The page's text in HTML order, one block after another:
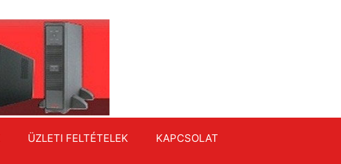
ÜZLETI FELTÉTELEK KAPCSOLAT